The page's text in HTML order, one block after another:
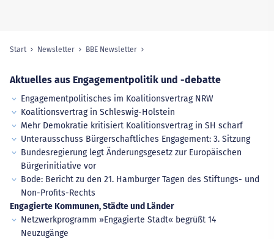
Sie sind hier:
Start Newsletter BBE Newsletter
Aktuelles aus Engagementpolitik und -debatte
Engagementpolitisches im Koalitionsvertrag NRW
Koalitionsvertrag in Schleswig-Holstein
Mehr Demokratie kritisiert Koalitionsvertrag in SH scharf
Unterausschuss Bürgerschaftliches Engagement: 3. Sitzung
Bundesregierung legt Änderungsgesetz zur Europäischen
Bürgerinitiative vor
Bode: Bericht zu den 21. Hamburger Tagen des Stiftungs- und
Non-Profits-Rechts
Engagierte Kommunen, Städte und Länder
Netzwerkprogramm »Engagierte Stadt« begrüßt 14
Neuzugänge